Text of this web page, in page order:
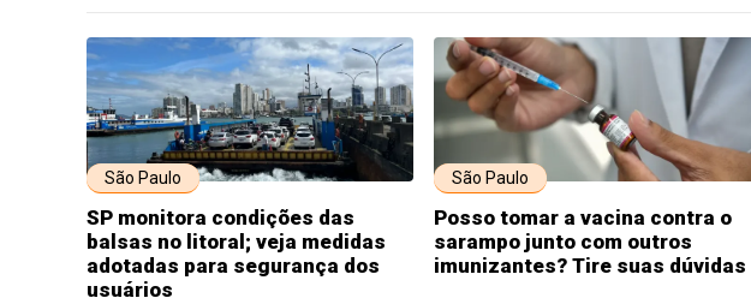
São Paulo
SP monitora condições das
balsas no litoral; veja medidas
adotadas para segurança dos
usuários
São Paulo
Posso tomar a vacina contra o
sarampo junto com outros
imunizantes? Tire suas dúvidas